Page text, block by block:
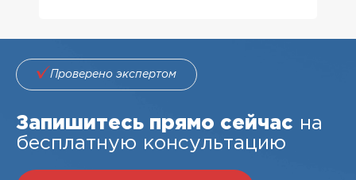
Проверено экспертом
Запишитесь прямо сейчас на
бесплатную консультацию